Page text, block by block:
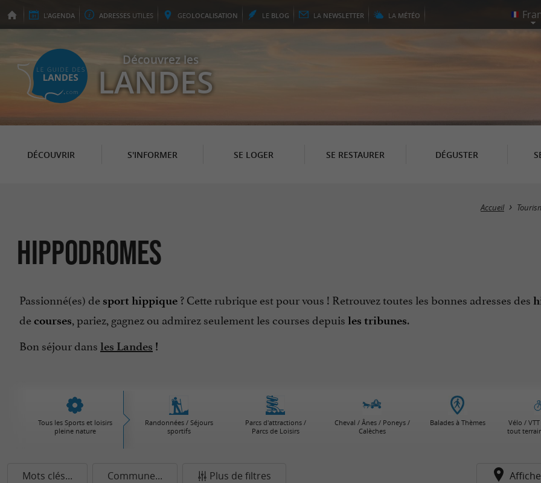
L'AGENDA ADRESSES UTILES GEOLOCALISATION LE BLOG LA NEWSLETTER LA MÉTÉO
Découvrez les
LANDES
DÉCOUVRIR S'INFORMER SE LOGER SE RESTAURER DÉGUSTER
Accueil
Hippodromes
Passionné(es) de sport hippique ? Cette rubrique est pour vous ! Retrouvez toutes les bonnes adresses des
decourses, pariez, gagnez ou admirez seulement les courses depuis les tribunes.
Bon séjour dans les Landes !
Tous les Sports et loisirs
pleine nature
Randonnées / Séjours
sportifs
Parcs d'attractions /
Parcs de Loisirs
Cheval / Ânes / Poneys /
Calèches
Balades à Thèmes
Vélo /
tout
Mots clés... Commune... Plus de filtres